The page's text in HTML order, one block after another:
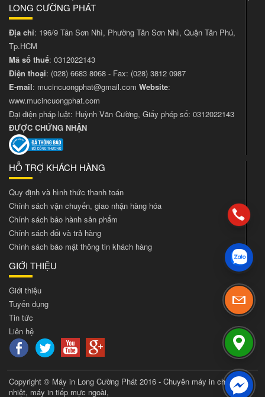
LONG CƯỜNG PHÁT
Địa chỉ: 196/9 Tân Sơn Nhì, Phường Tân Sơn Nhì, Quận Tân Phú,
Tp.HCM
Mã số thuế: 0312022143
Điện thoại: (028) 6683 8068 - Fax: (028) 3812 0987
E-mail: mucincuongphat@gmail.com Website:
www.mucincuongphat.com
Đại diện pháp luật: Huỳnh Văn Cường, Giấy phép số: 0312022143
ĐƯỢC CHỨNG NHẬN
HỖ TRỢ KHÁCH HÀNG
Quy định và hình thức thanh toán
Chính sách vận chuyển, giao nhận hàng hóa
Chính sách bảo hành sản phẩm
Chính sách đổi và trả hàng
Chính sách bảo mật thông tin khách hàng
GIỚI THIỆU
Giới thiệu
Tuyển dụng
Tin tức
Liên hệ
Copyright © Máy in Long Cường Phát 2016 - Chuyên máy in chuyển
nhiệt, máy in tiếp mực ngoài,